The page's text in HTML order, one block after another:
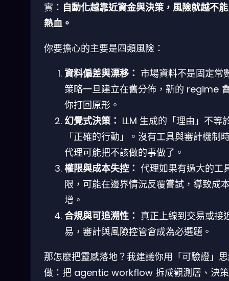
實： 自動化越靠近資金與決策，風險就越不
熱血。
你要擔心的主要是四類風險：
資料偏差與漂移： 市場資料不是固定常
策略一旦建立在舊分佈，新的 regime
你打回原形。
幻覺式決策： LLM 生成的「理由」不等
「正確的行動」。沒有工具與審計機制
代理可能把不該做的事做了。
權限與成本失控： 代理如果有過大的工
限，可能在邊界情況反覆嘗試，導致成
增。
合規與可追溯性： 真正上線到交易或接
易，審計與風險控管會成為必選題。
那怎麼把靈感落地？我建議你用「可驗證」
做：把 agentic workflow 拆成觀測層、決策